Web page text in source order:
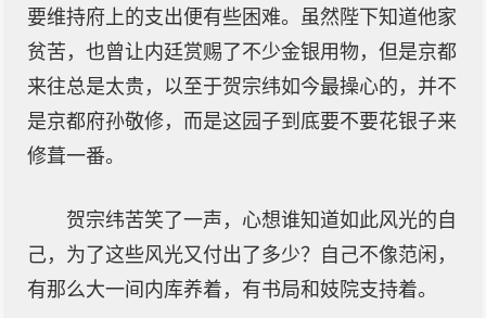
要维持府上的支出便有些困难。虽然陛下知道他家
贫苦，也曾让内廷赏赐了不少金银用物，但是京都
来往总是太贵，以至于贺宗纬如今最操心的，并不
是京都府孙敬修，而是这园子到底要不要花银子来
修葺一番。
贺宗纬苦笑了一声，心想谁知道如此风光的自
己，为了这些风光又付出了多少？自己不像范闲，
有那么大一间内库养着，有书局和妓院支持着。